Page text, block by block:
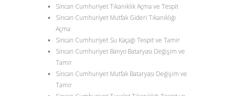
Sincan Cumhuriyet Tıkanıklık Açma ve Tespit
Sincan Cumhuriyet Mutfak Gideri Tıkanıklığı
Açma
Sincan Cumhuriyet Su Kaçağı Tespit ve Tamir
Sincan Cumhuriyet Banyo Bataryası Değişim ve
Tamir
Sincan Cumhuriyet Mutfak Bataryası Değişim ve
Tamir